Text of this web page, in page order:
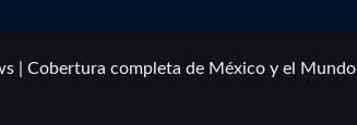
| Cobertura completa de México y el Mundo